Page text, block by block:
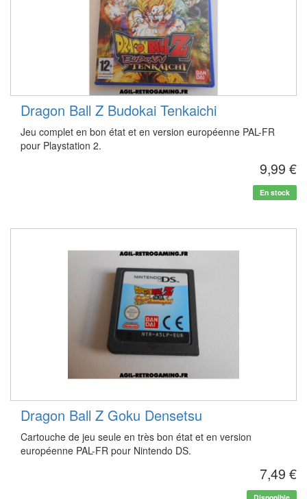
Dragon Ball Z Budokai Tenkaichi
Jeu complet en bon état et en version européenne PAL-FR
pour Playstation 2.
9,99 €
En stock
Dragon Ball Z Goku Densetsu
Cartouche de jeu seule en très bon état et en version
européenne PAL-FR pour Nintendo DS.
7,49 €